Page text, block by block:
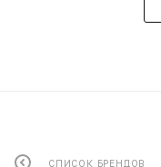
СПИСОК БРЕНДОВ